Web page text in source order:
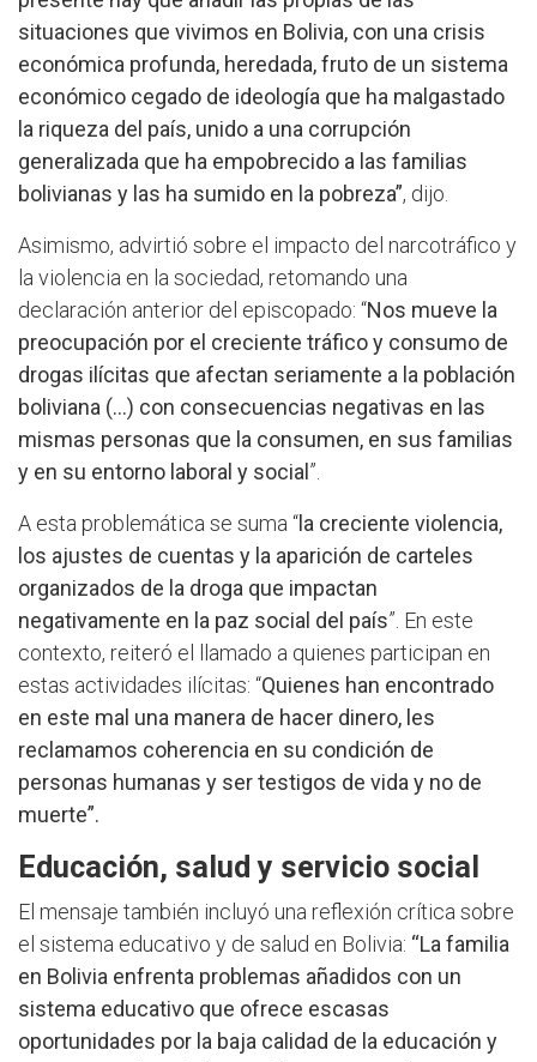
situaciones que vivimos en Bolivia, con una crisis
económica profunda, heredada, fruto de un sistema
económico cegado de ideología que ha malgastado
la riqueza del país, unido a una corrupción
generalizada que ha empobrecido a las familias
bolivianas y las ha sumido en la pobreza”, dijo.
Asimismo, advirtió sobre el impacto del narcotráfico y
la violencia en la sociedad, retomando una
declaración anterior del episcopado: “Nos mueve la
preocupación por el creciente tráfico y consumo de
drogas ilícitas que afectan seriamente a la población
boliviana (…) con consecuencias negativas en las
mismas personas que la consumen, en sus familias
y en su entorno laboral y social”.
A esta problemática se suma “la creciente violencia,
los ajustes de cuentas y la aparición de carteles
organizados de la droga que impactan
negativamente en la paz social del país”. En este
contexto, reiteró el llamado a quienes participan en
estas actividades ilícitas: “Quienes han encontrado
en este mal una manera de hacer dinero, les
reclamamos coherencia en su condición de
personas humanas y ser testigos de vida y no de
muerte”.
Educación, salud y servicio social
El mensaje también incluyó una reflexión crítica sobre
el sistema educativo y de salud en Bolivia: “La familia
en Bolivia enfrenta problemas añadidos con un
sistema educativo que ofrece escasas
oportunidades por la baja calidad de la educación y